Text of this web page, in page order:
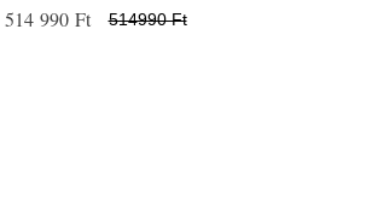
514 990 Ft 514990 Ft